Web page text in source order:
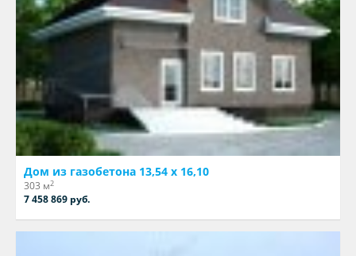
Дом из газобетона 13,54 х 16,10
303 м2
7 458 869 руб.